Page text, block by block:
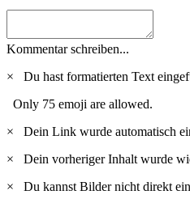
Kommentar schreiben...
×
Du hast formatierten Text
Only 75 emoji are allowed.
×
Dein Link wurde automatisch
×
Dein vorheriger Inhalt wurde
×
Du kannst Bilder nicht direkt